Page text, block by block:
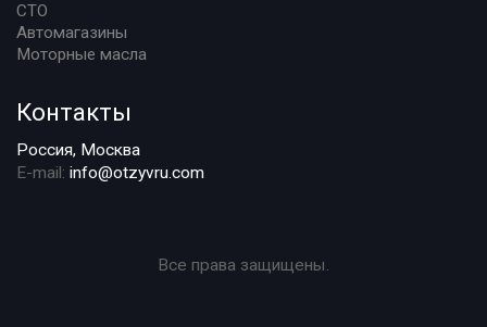
СТО
Автомагазины
Моторные масла
Контакты
Россия, Москва
E-mail: info@otzyvru.com
Все права защищены.